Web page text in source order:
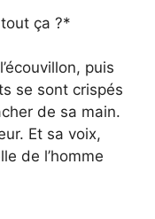
ça ?*
puis
se sont crispés
de sa main.
Et sa voix,
de l’homme